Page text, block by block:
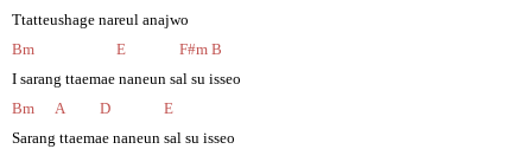
Ttatteushage nareul anajwo
Bm E F#m B
I sarang ttaemae naneun sal su isseo
Bm A D E
Sarang ttaemae naneun sal su isseo